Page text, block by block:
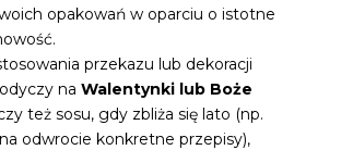
opakowań w oparciu o istotne
przekazu lub dekoracji
naWalentynki lub Boże
też sosu, gdy zbliża się lato (np.
odwrocie konkretne przepisy),